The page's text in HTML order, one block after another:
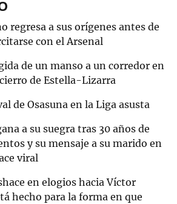
regresa a sus orígenes antes de
con el Arsenal
de un manso a un corredor en
de Estella-Lizarra
de Osasuna en la Liga asusta
a su suegra tras 30 años de
y su mensaje a su marido en
viral
en elogios hacia Víctor
hecho para la forma en que